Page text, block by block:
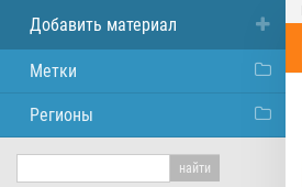
Добавить материал
Метки
Регионы